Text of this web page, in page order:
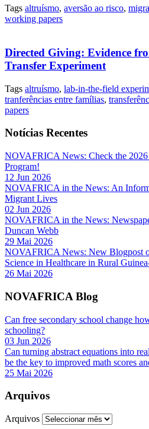
Tags altruísmo, aversão ao risco,
working papers
Directed Giving: Evidence
Transfer Experiment
Tags altruísmo, lab-in-the-field
tranferências entre famílias,
papers
Notícias Recentes
NOVAFRICA News: Check the
Program!
12 Jun 2026
NOVAFRICA in the News: An
Migrant Lives
02 Jun 2026
NOVAFRICA in the News:
Duncan Webb
29 Mai 2026
NOVAFRICA News: New Blogpost
Science in Healthcare in Rural
26 Mai 2026
NOVAFRICA Blog
Can free secondary school change
schooling?
03 Jun 2026
Can turning abstract equations into
be the key to improved math scores
25 Mai 2026
Arquivos
Arquivos